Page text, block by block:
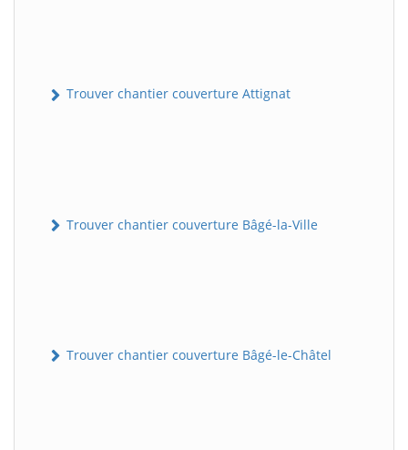
Trouver chantier couverture Attignat
Trouver chantier couverture Bâgé-la-Ville
Trouver chantier couverture Bâgé-le-Châtel